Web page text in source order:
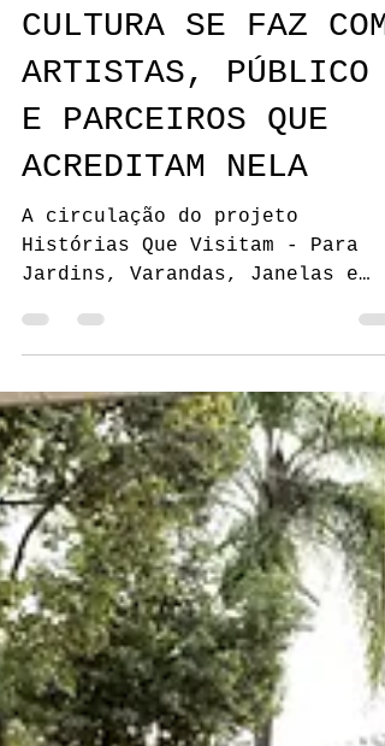
CULTURA SE FAZ COM
ARTISTAS, PÚBLICO
E PARCEIROS QUE
ACREDITAM NELA
A circulação do projeto
Histórias Que Visitam - Para
Jardins, Varandas, Janelas e
possível graças ao investimento
das empresas FRAHM e GRUPO
RODHEN, que acreditaram no
transformador da arte e se
tornaram parceiras desta
iniciativa proposta por Samuel
Paes de Luna e selecionada pelo
Programa de Incentivo à Cultura
do Governo do Estado de Santa
Catarina, por meio da Fundação
Catarinense de Cultura. Mais do
que fortalecer suas marcas, que
estiv